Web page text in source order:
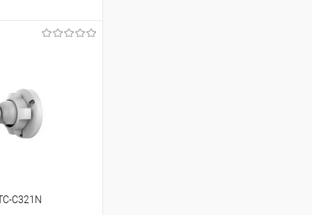
Сравнение
В наличии
C321N